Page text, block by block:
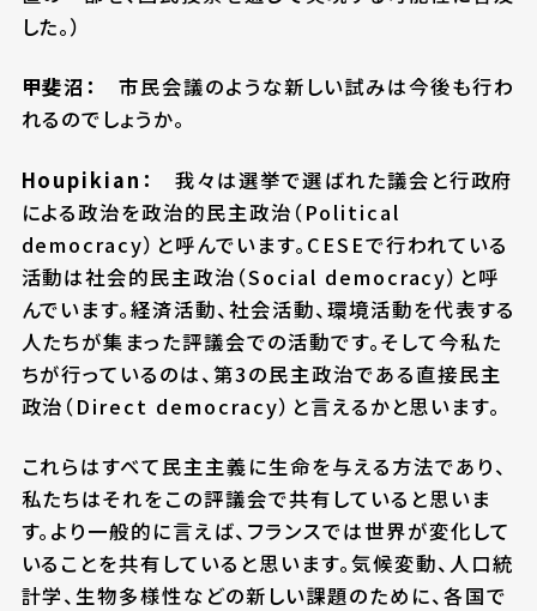
した。）
甲斐沼：
市民会議のような新しい試みは今後も行わ
れるのでしょうか。
Houpikian：
我々は選挙で選ばれた議会と行政府
による政治を政治的民主政治（Political
democracy）と呼んでいます。CESEで行われている
活動は社会的民主政治（Social democracy）と呼
んでいます。経済活動、社会活動、環境活動を代表する
人たちが集まった評議会での活動です。そして今私た
ちが行っているのは、第3の民主政治である直接民主
政治（Direct democracy）と言えるかと思います。
これらはすべて民主主義に生命を与える方法であり、
私たちはそれをこの評議会で共有していると思いま
す。より一般的に言えば、フランスでは世界が変化して
いることを共有していると思います。気候変動、人口統
計学、生物多様性などの新しい課題のために、各国で